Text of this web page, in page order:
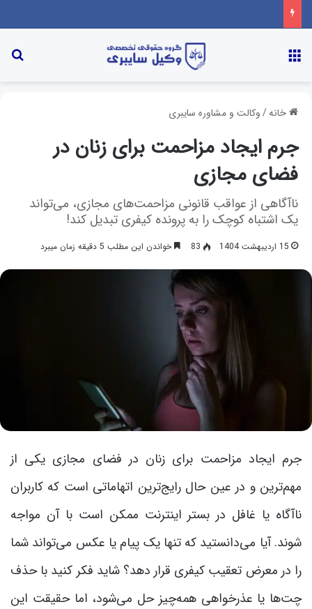
خانه/وکالت و مشاوره سایبری
جرم ایجاد مزاحمت برای زنان در
فضای مجازی
ناآگاهی از عواقب قانونی مزاحمت‌های مجازی، می‌تواند
یک اشتباه کوچک را به پرونده کیفری تبدیل کند!
15 اردیبهشت 1404 83 خواندن این مطلب 5 دقیقه زمان میبرد
جرم ایجاد مزاحمت برای زنان در فضای مجازی یکی از
مهم‌ترین و در عین حال رایج‌ترین اتهاماتی است که کاربران
ناآگاه یا غافل در بستر اینترنت ممکن است با آن مواجه
شوند. آیا می‌دانستید که تنها یک پیام یا عکس می‌تواند شما
را در معرض تعقیب کیفری قرار دهد؟ شاید فکر کنید با حذف
چت‌ها یا عذرخواهی همه‌چیز حل می‌شود، اما حقیقت این